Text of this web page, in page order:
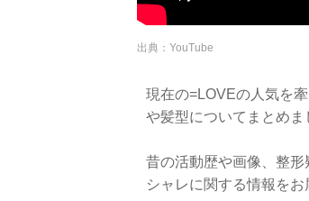
出典：YouTube
現在の=LOVEの人気を
や髪型についてまとめま
昔の活動歴や画像、整
シャレに関する情報をお